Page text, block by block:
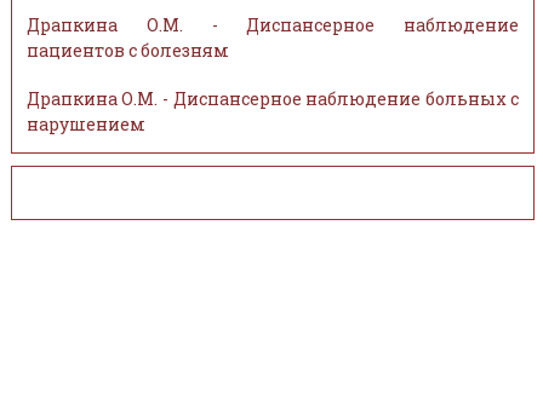
Драпкина О.М. - Диспансерное наблюдение
пациентов с болезням
Драпкина О.М. - Диспансерное наблюдение больных с
нарушением